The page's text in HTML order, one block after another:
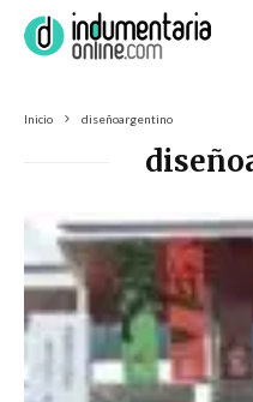
Inicio diseñoargentino